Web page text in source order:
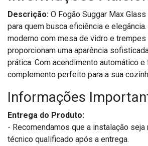
Descrição: O Fogão Suggar Max
para quem busca eficiência e
moderno com mesa de vidro e
proporcionam uma aparência
prática. Com acendimento automático
complemento perfeito para a sua
Informações
Entrega do Produto:
- Recomendamos que a instalação seja
técnico qualificado após a entrega.